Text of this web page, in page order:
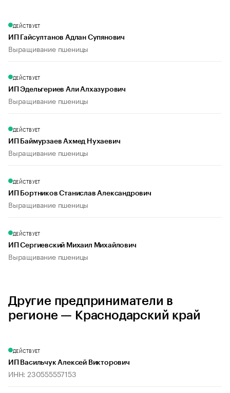
ДЕЙСТВУЕТ
ИП Гайсултанов Адлан Супянович
Выращивание пшеницы
ДЕЙСТВУЕТ
ИП Эдельгериев Али Алхазурович
Выращивание пшеницы
ДЕЙСТВУЕТ
ИП Баймурзаев Ахмед Нухаевич
Выращивание пшеницы
ДЕЙСТВУЕТ
ИП Бортников Станислав Александрович
Выращивание пшеницы
ДЕЙСТВУЕТ
ИП Сергиевский Михаил Михайлович
Выращивание пшеницы
Другие предприниматели в
регионе — Краснодарский край
ДЕЙСТВУЕТ
ИП Васильчук Алексей Викторович
ИНН: 230555557153